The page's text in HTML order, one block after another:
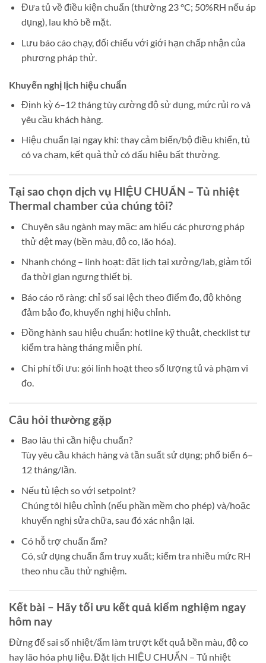
Đưa tủ về điều kiện chuẩn (thường 23 °C; 50%RH nếu áp
dụng), lau khô bề mặt.
Lưu báo cáo chạy, đối chiếu với giới hạn chấp nhận của
phương pháp thử.
Khuyến nghị lịch hiệu chuẩn
Định kỳ 6–12 tháng tùy cường độ sử dụng, mức rủi ro và
yêu cầu khách hàng.
Hiệu chuẩn lại ngay khi: thay cảm biến/bộ điều khiển, tủ
có va chạm, kết quả thử có dấu hiệu bất thường.
Tại sao chọn dịch vụ HIỆU CHUẨN – Tủ nhiệt
Thermal chamber của chúng tôi?
Chuyên sâu ngành may mặc: am hiểu các phương pháp
thử dệt may (bền màu, độ co, lão hóa).
Nhanh chóng – linh hoạt: đặt lịch tại xưởng/lab, giảm tối
đa thời gian ngưng thiết bị.
Báo cáo rõ ràng: chỉ số sai lệch theo điểm đo, độ không
đảm bảo đo, khuyến nghị hiệu chỉnh.
Đồng hành sau hiệu chuẩn: hotline kỹ thuật, checklist tự
kiểm tra hàng tháng miễn phí.
Chi phí tối ưu: gói linh hoạt theo số lượng tủ và phạm vi
đo.
Câu hỏi thường gặp
Bao lâu thì cần hiệu chuẩn?
Tùy yêu cầu khách hàng và tần suất sử dụng; phổ biến 6–
12 tháng/lần.
Nếu tủ lệch so với setpoint?
Chúng tôi hiệu chỉnh (nếu phần mềm cho phép) và/hoặc
khuyến nghị sửa chữa, sau đó xác nhận lại.
Có hỗ trợ chuẩn ẩm?
Có, sử dụng chuẩn ẩm truy xuất; kiểm tra nhiều mức RH
theo nhu cầu thử nghiệm.
Kết bài – Hãy tối ưu kết quả kiểm nghiệm ngay
hôm nay
Đừng để sai số nhiệt/ẩm làm trượt kết quả bền màu, độ co
hay lão hóa phụ liệu. Đặt lịch HIỆU CHUẨN – Tủ nhiệt